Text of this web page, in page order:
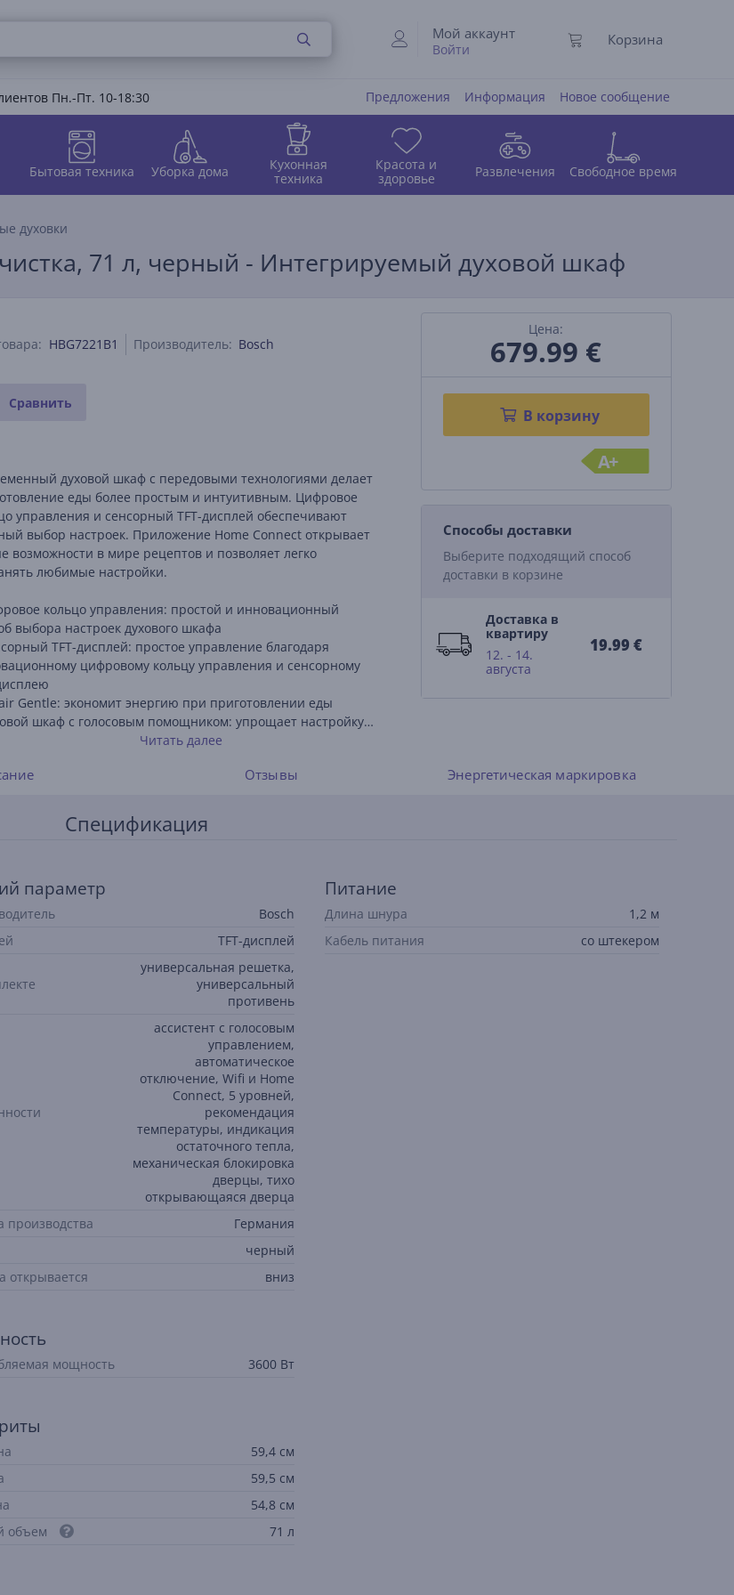
Мой аккаунт
Войти
Корзина
Пн.-Пт. 10-18:30 Предложения Информация Новое сообщение
Бытовая техника Уборка дома
Кухонная
техника
Красота и
здоровье
Развлечения Свободное время
духовки
71 л, черный - Интегрируемый духовой шкаф
HBG7221B1 Производитель: Bosch
Сравнить
духовой шкаф с передовыми технологиями делает
еды более простым и интуитивным. Цифровое
управления и сенсорный TFT-дисплей обеспечивают
выбор настроек. Приложение Home Connect открывает
возможности в мире рецептов и позволяет легко
любимые настройки.
кольцо управления: простой и инновационный
выбора настроек духового шкафа
TFT-дисплей: простое управление благодаря
цифровому кольцу управления и сенсорному
Gentle: экономит энергию при приготовлении еды
шкаф с голосовым помощником: упрощает настройку
останавливается, когда блюдо готово
Читать далее
Цена:
679.99 €
В корзину
A+
Способы доставки
Выберите подходящий способ
доставки в корзине
Доставка в
квартиру
12. - 14.
августа
19.99 €
Отзывы Энергетическая маркировка
Спецификация
параметр
Bosch
TFT-дисплей
универсальная решетка,
универсальный
противень
ассистент с голосовым
управлением,
автоматическое
отключение, Wifi и Home
Connect, 5 уровней,
рекомендация
температуры, индикация
остаточного тепла,
механическая блокировка
дверцы, тихо
открывающаяся дверца
производства
Германия
черный
открывается
вниз
мощность 3600 Вт
59,4 см
59,5 см
54,8 см
объем
71 л
Питание
Длина шнура
1,2 м
Кабель питания
со штекером